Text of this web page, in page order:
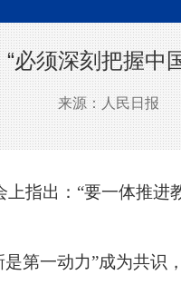
必须深刻把握中
来源：人民日报
指出：“要一体推
第一动力”成为共识